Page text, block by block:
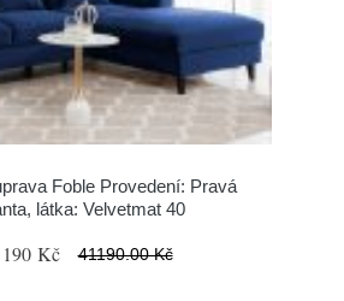
Foble Provedení: Pravá
látka: Velvetmat 40
Kč 41190.00 Kč